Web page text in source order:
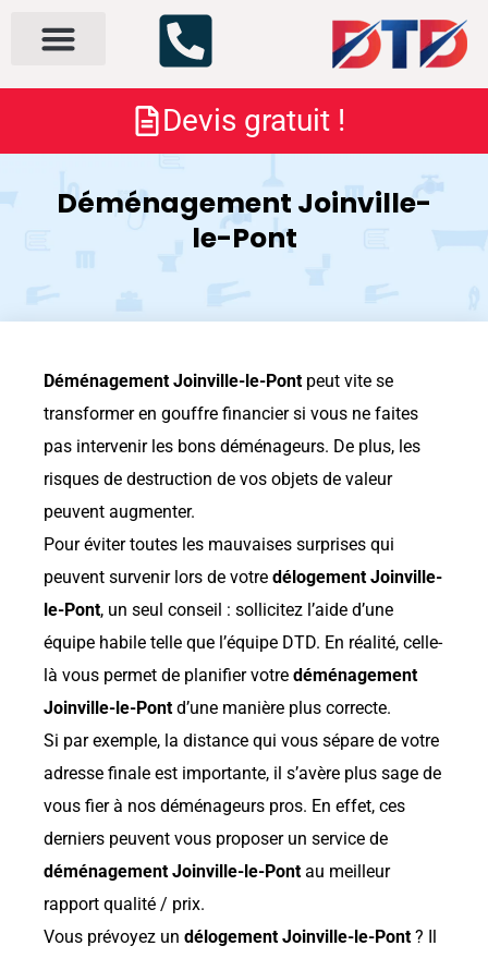
Devis gratuit !
Déménagement Joinville-
le-Pont
Déménagement Joinville-le-Pont peut vite se
transformer en gouffre financier si vous ne faites
pas intervenir les bons déménageurs. De plus, les
risques de destruction de vos objets de valeur
peuvent augmenter.
Pour éviter toutes les mauvaises surprises qui
peuvent survenir lors de votre délogement Joinville-
le-Pont, un seul conseil : sollicitez l’aide d’une
équipe habile telle que l’équipe DTD. En réalité, celle-
là vous permet de planifier votre déménagement
Joinville-le-Pont d’une manière plus correcte.
Si par exemple, la distance qui vous sépare de votre
adresse finale est importante, il s’avère plus sage de
vous fier à nos déménageurs pros. En effet, ces
derniers peuvent vous proposer un service de
déménagement Joinville-le-Pont au meilleur
rapport qualité / prix.
Vous prévoyez un délogement Joinville-le-Pont ? Il